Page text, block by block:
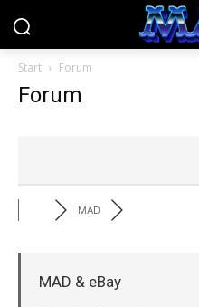
Start Forum
Forum
MAD
MAD & eBay